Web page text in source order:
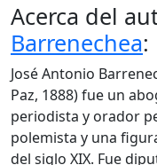
Acerca del
Barrenechea:
José Antonio
Paz, 1888) fue un
periodista y orador
polemista y una
del siglo XIX. Fue